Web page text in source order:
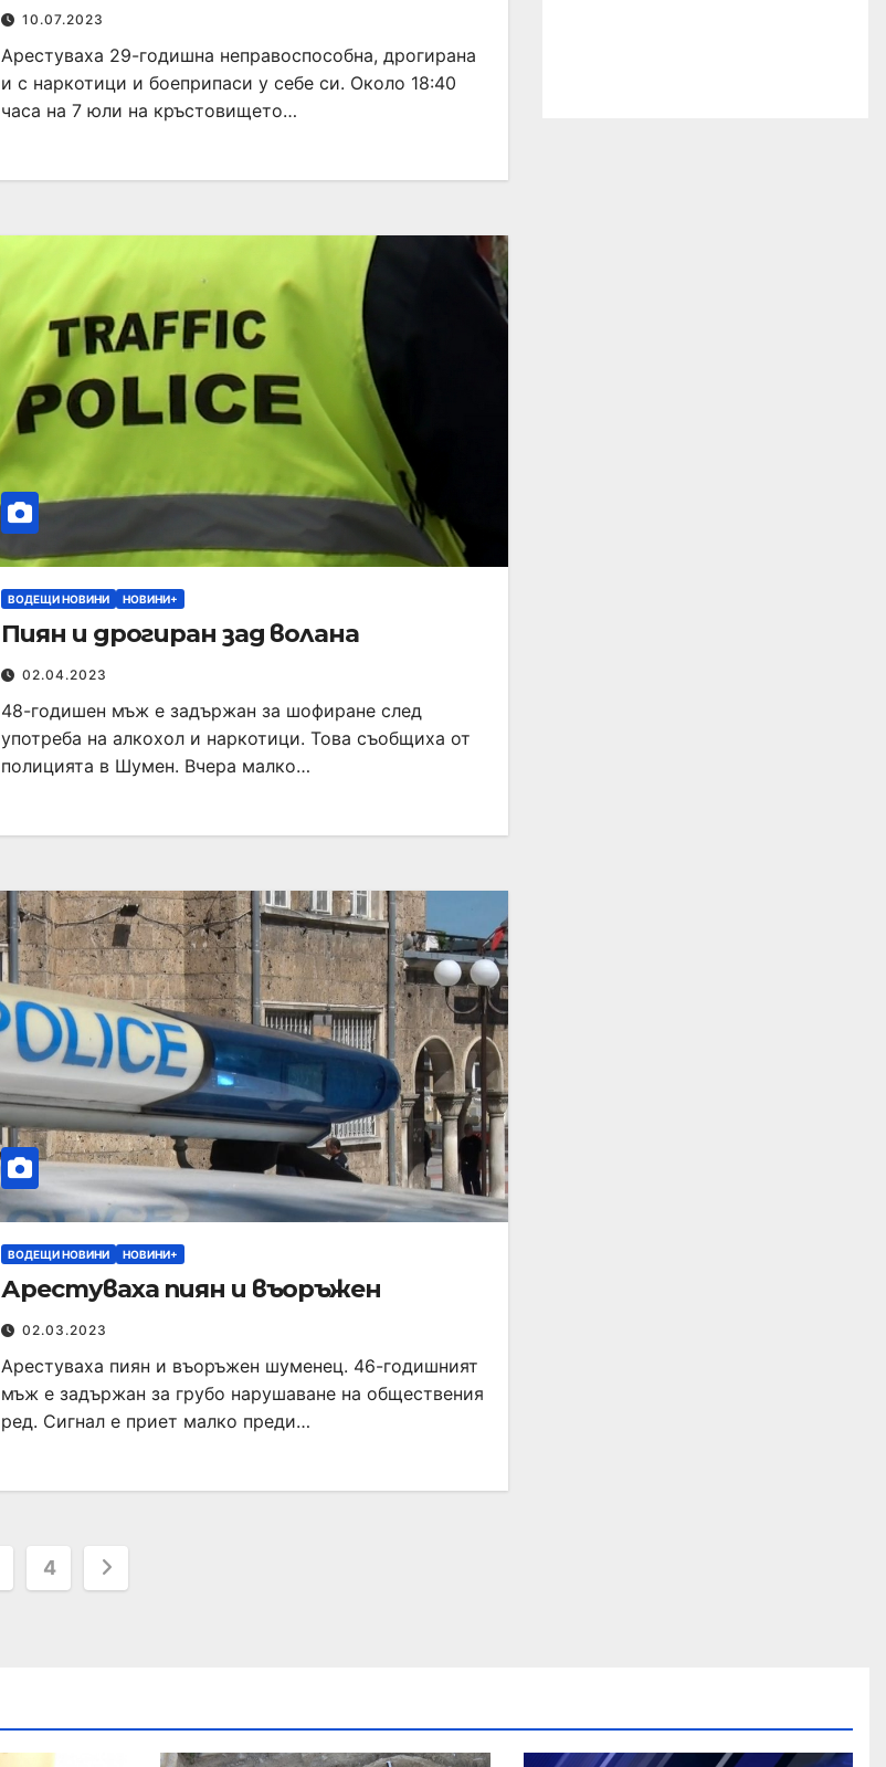
10.07.2023
Арестуваха 29-годишна неправоспособна, дрогирана
и с наркотици и боеприпаси у себе си. Около 18:40
часа на 7 юли на кръстовището…
ВОДЕЩИ НОВИНИ НОВИНИ+
Пиян и дрогиран зад волана
02.04.2023
48-годишен мъж е задържан за шофиране след
употреба на алкохол и наркотици. Това съобщиха от
полицията в Шумен. Вчера малко…
ВОДЕЩИ НОВИНИ НОВИНИ+
Арестуваха пиян и въоръжен
02.03.2023
Арестуваха пиян и въоръжен шуменец. 46-годишният
мъж е задържан за грубо нарушаване на обществения
ред. Сигнал е приет малко преди…
4